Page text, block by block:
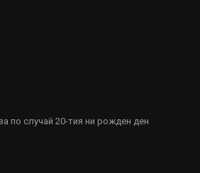
по случай 20-тия ни рожден ден